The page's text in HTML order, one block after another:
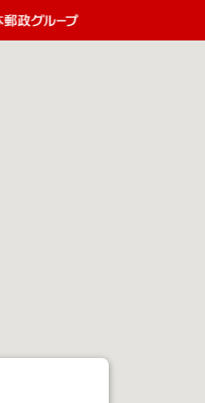
郵便局・日本郵政グループ